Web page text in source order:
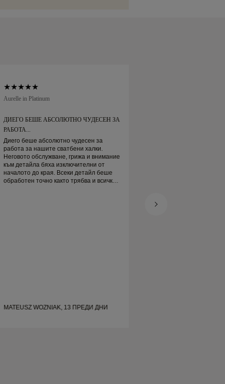
Aurelle in Platinum
ДИЕГО БЕШЕ АБСОЛЮТНО ЧУДЕСЕН ЗА
РАБОТА...
Диего беше абсолютно чудесен за
работа за нашите сватбени халки.
Неговото обслужване, грижа и внимание
към детайла бяха изключителни от
началото до края. Всеки детайл беше
обработен точно както трябва и всичко
MATEUSZ WOZNIAK, 13 ПРЕДИ ДНИ